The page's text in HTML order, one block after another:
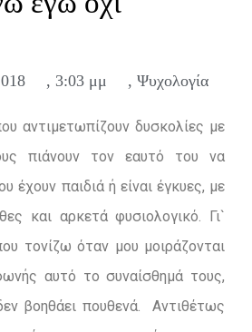
, 3:03 μμ , Ψυχολογία
αντιμετωπίζουν δυσκολίες με
πιάνουν τον εαυτό του να
έχουν παιδιά ή είναι έγκυες, με
και αρκετά φυσιολογικό. Γι`
τονίζω όταν μου μοιράζονται
αυτό το συναίσθημά τους,
βοηθάει πουθενά. Αντιθέτως